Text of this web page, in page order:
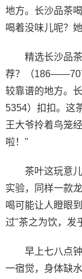
地方。长沙品茶
喝着没味儿呢？
精选长沙品茶
荐？（
较靠谱的地方。
5354）扣扣。这
王大爷拎着鸟笼
啦！"
茶叶这玩意儿
实验，同样一款
喝可能让人瞪眼
过"茶之为饮，发
早上七八点钟
一宿觉，身体缺